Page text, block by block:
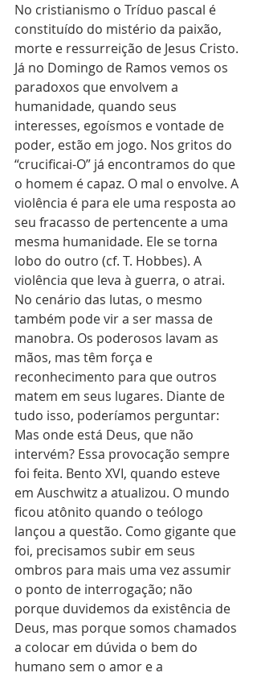
No cristianismo o Tríduo pascal é
constituído do mistério da paixão,
morte e ressurreição de Jesus Cristo.
Já no Domingo de Ramos vemos os
paradoxos que envolvem a
humanidade, quando seus
interesses, egoísmos e vontade de
poder, estão em jogo. Nos gritos do
“crucificai-O” já encontramos do que
o homem é capaz. O mal o envolve. A
violência é para ele uma resposta ao
seu fracasso de pertencente a uma
mesma humanidade. Ele se torna
lobo do outro (cf. T. Hobbes). A
violência que leva à guerra, o atrai.
No cenário das lutas, o mesmo
também pode vir a ser massa de
manobra. Os poderosos lavam as
mãos, mas têm força e
reconhecimento para que outros
matem em seus lugares. Diante de
tudo isso, poderíamos perguntar:
Mas onde está Deus, que não
intervém? Essa provocação sempre
foi feita. Bento XVI, quando esteve
em Auschwitz a atualizou. O mundo
ficou atônito quando o teólogo
lançou a questão. Como gigante que
foi, precisamos subir em seus
ombros para mais uma vez assumir
o ponto de interrogação; não
porque duvidemos da existência de
Deus, mas porque somos chamados
a colocar em dúvida o bem do
humano sem o amor e a